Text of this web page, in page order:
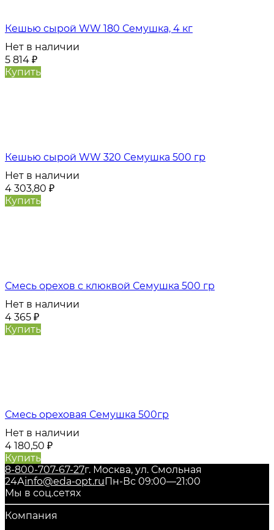
Кешью сырой WW 180 Семушка, 4 кг
Нет в наличии
5 814 ₽
Купить
Кешью сырой WW 320 Семушка 500 гр
Нет в наличии
4 303,80 ₽
Купить
Смесь орехов с клюквой Семушка 500 гр
Нет в наличии
4 365 ₽
Купить
Смесь ореховая Семушка 500гр
Нет в наличии
4 180,50 ₽
Купить
8-800-707-67-27г. Москва, ул. Смольная
24Аinfo@eda-opt.ruПн-Вс 09:00—21:00
Мы в соц.сетях
Компания